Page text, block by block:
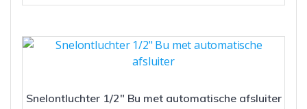
Snelontluchter 1/2″ Bu met automatische afsluiter